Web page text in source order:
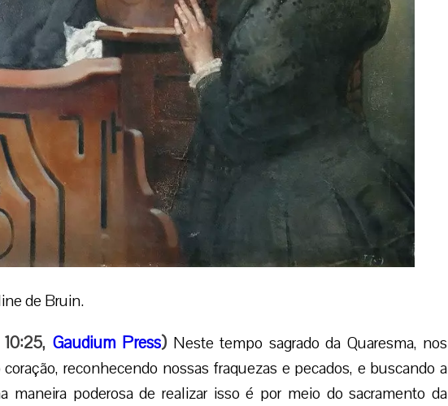
de Bruin.
Gaudium Press) Neste tempo sagrado da Quaresma, nos
reconhecendo nossas fraquezas e pecados, e buscando a
maneira poderosa de realizar isso é por meio do sacramento da